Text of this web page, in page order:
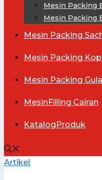
Mesin Packing
Mesin Packing
Mesin Packing
Mesin Packing
Mesin Packing Gula
MesinFilling Cairan
KatalogProduk
Artikel